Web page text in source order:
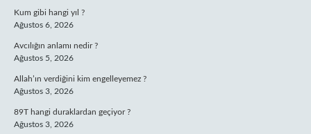
Kum gibi hangi yıl ?
Ağustos 6, 2026
Avcılığın anlamı nedir ?
Ağustos 5, 2026
Allah’ın verdiğini kim engelleyemez ?
Ağustos 3, 2026
89T hangi duraklardan geçiyor ?
Ağustos 3, 2026